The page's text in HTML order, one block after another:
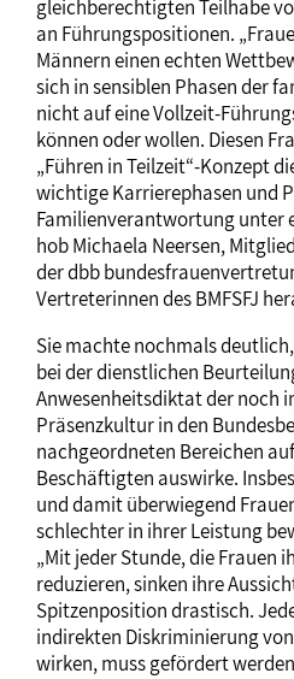
gleichberechtigten Teilhabe
an Führungspositionen.
Männern einen echten
sich in sensiblen Phasen der
nicht auf eine Vollzeit-
können oder wollen. Diesen
„Führen in Teilzeit“-Konzept
wichtige Karrierephasen und
Familienverantwortung unter
hob Michaela Neersen,
der dbb
Vertreterinnen des BMFSFJ
Sie machte nochmals
bei der dienstlichen
Anwesenheitsdiktat der noch
Präsenzkultur in den
nachgeordneten Bereichen
Beschäftigten auswirke.
und damit überwiegend
schlechter in ihrer Leistung
„Mit jeder Stunde, die Frauen
reduzieren, sinken ihre
Spitzenposition drastisch.
indirekten Diskriminierung
wirken, muss gefördert